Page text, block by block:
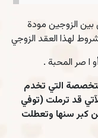
بين الزوجين مودة
لهذا العقد الزوجي
ا صر المحبة .
التي تخدم
قد ترملت (توفي
كبر سنها وتعطلت